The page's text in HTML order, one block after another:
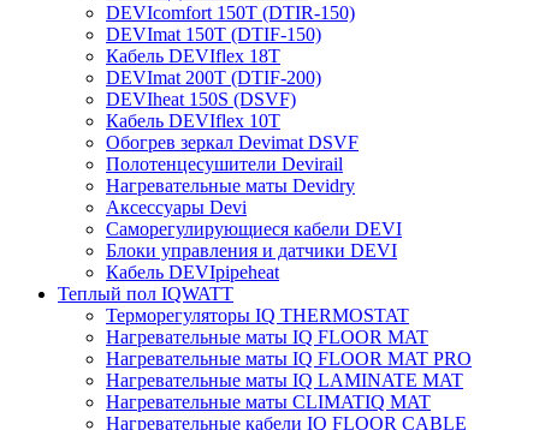
DEVIcomfort 150T (DTIR-150)
DEVImat 150T (DTIF-150)
Кабель DEVIflex 18T
DEVImat 200T (DTIF-200)
DEVIheat 150S (DSVF)
Кабель DEVIflex 10T
Обогрев зеркал Devimat DSVF
Полотенцесушители Devirail
Нагревательные маты Devidry
Аксессуары Devi
Саморегулирующиеся кабели DEVI
Блоки управления и датчики DEVI
Кабель DEVIpipeheat
Теплый пол IQWATT
Терморегуляторы IQ THERMOSTAT
Нагревательные маты IQ FLOOR MAT
Нагревательные маты IQ FLOOR MAT PRO
Нагревательные маты IQ LAMINATE MAT
Нагревательные маты CLIMATIQ MAT
Нагревательные кабели IQ FLOOR CABLE